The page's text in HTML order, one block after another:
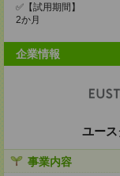
✅【試用期間】
2か月
企業情報
ユー
事業内容